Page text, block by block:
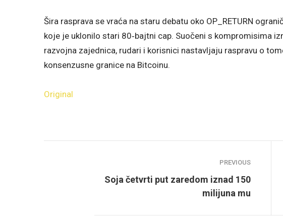
Šira rasprava se vraća na staru debatu oko OP_RETURN
koje je uklonilo stari 80‑bajtni cap. Suočeni s kompromisima
razvojna zajednica, rudari i korisnici nastavljaju raspravu o
konsenzusne granice na Bitcoinu.
Original
PREVIOUS
Soja četvrti put zaredom iznad 150
milijuna mu